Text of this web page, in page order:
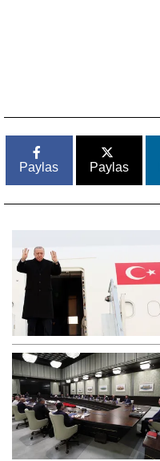
Paylas Paylas